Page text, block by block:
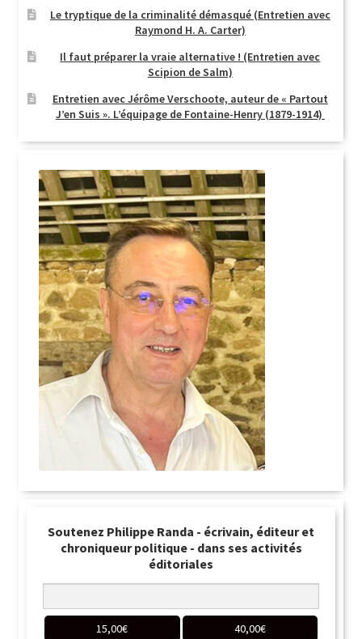
Le tryptique de la criminalité démasqué (Entretien avec
Raymond H. A. Carter)
Il faut préparer la vraie alternative ! (Entretien avec
Scipion de Salm)
Entretien avec Jérôme Verschoote, auteur de « Partout
J’en Suis ». L’équipage de Fontaine-Henry (1879-1914)
Soutenez Philippe Randa - écrivain, éditeur et
chroniqueur politique - dans ses activités
éditoriales
15,00€ 40,00€